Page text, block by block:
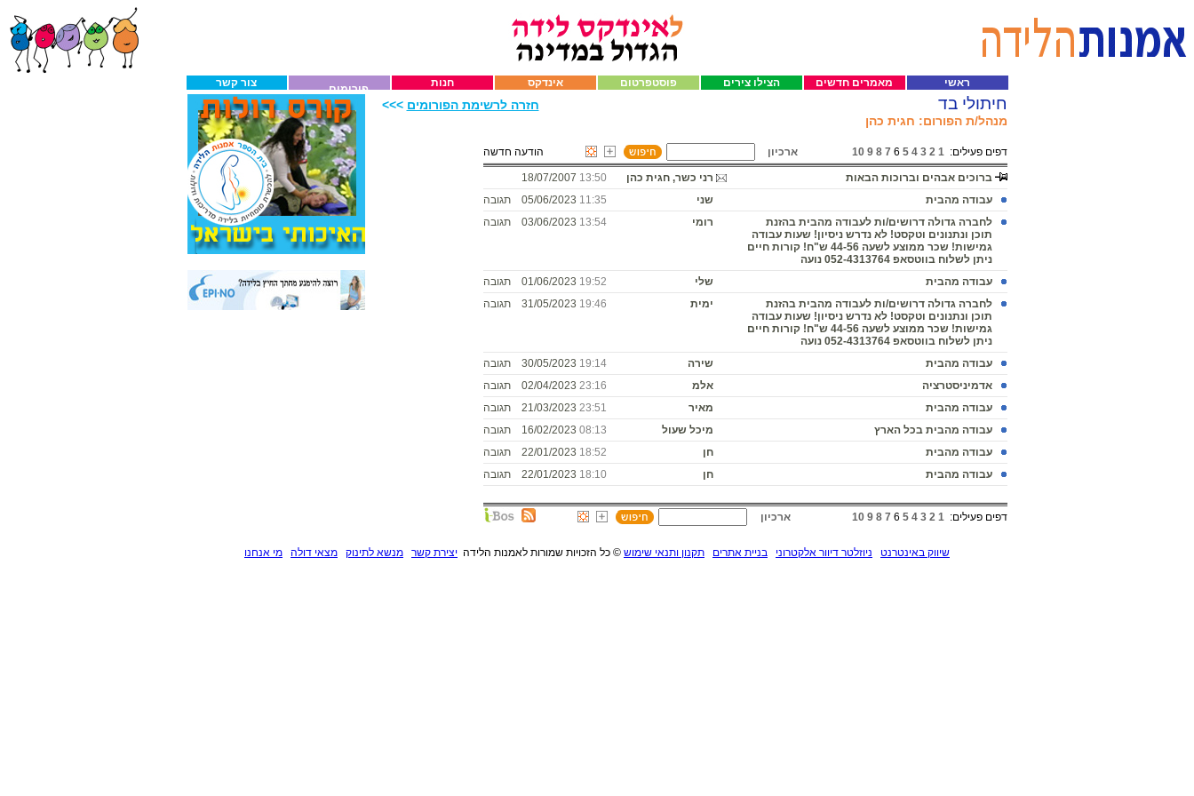
צור קשר פורומים חנות אינדקס פוסטפרטום הצילו צירים מאמרים חדשים ראשי
חזרה לרשימת הפורומים >>> חיתולי בד
מנהל/ת הפורום: חגית כהן
דפים פעילים: 1
2
3
4
5
6
7
8
9
10 ארכיון הודעה חדשה
ברוכים אבהים וברוכות הבאות רני כשר, חגית כהן 13:50
עבודה מהבית
שני 11:35
תגובה
לחברה גדולה דרושים/ות לעבודה מהבית בהזנת
תוכן ונתנונים וטקסט! לא נדרש ניסיון! שעות עבודה
גמישות! שכר ממוצע לשעה 44-56 ש"ח! קורות חיים
ניתן לשלוח בווטסאפ 052-4313764 נועה
רומי 13:54 תגובה
עבודה מהבית שלי 19:52
תגובה
לחברה גדולה דרושים/ות לעבודה מהבית בהזנת
תוכן ונתנונים וטקסט! לא נדרש ניסיון! שעות עבודה
גמישות! שכר ממוצע לשעה 44-56 ש"ח! קורות חיים
ניתן לשלוח בווטסאפ 052-4313764 נועה
ימית 19:46 תגובה
עבודה מהבית שירה 19:14
תגובה
אדמיניסטרציה
אלמ 23:16
תגובה
עבודה מהבית
מאיר 23:51
תגובה
עבודה מהבית בכל הארץ
מיכל שעול 08:13
תגובה
עבודה מהבית
חן 18:52
תגובה
עבודה מהבית
חן 18:10 תגובה
דפים פעילים: 1
2
3
4
5
6
7
8
9
10 ארכיון
שיווק באינטרנט ניוזלטר דיוור אלקטרוני בניית אתרים תקנון ותנאי שימוש © כל הזכויות שמורות לאמנות הלידה יצירת קשר מנשא לתינוק מצאי דולה מי אנחנו